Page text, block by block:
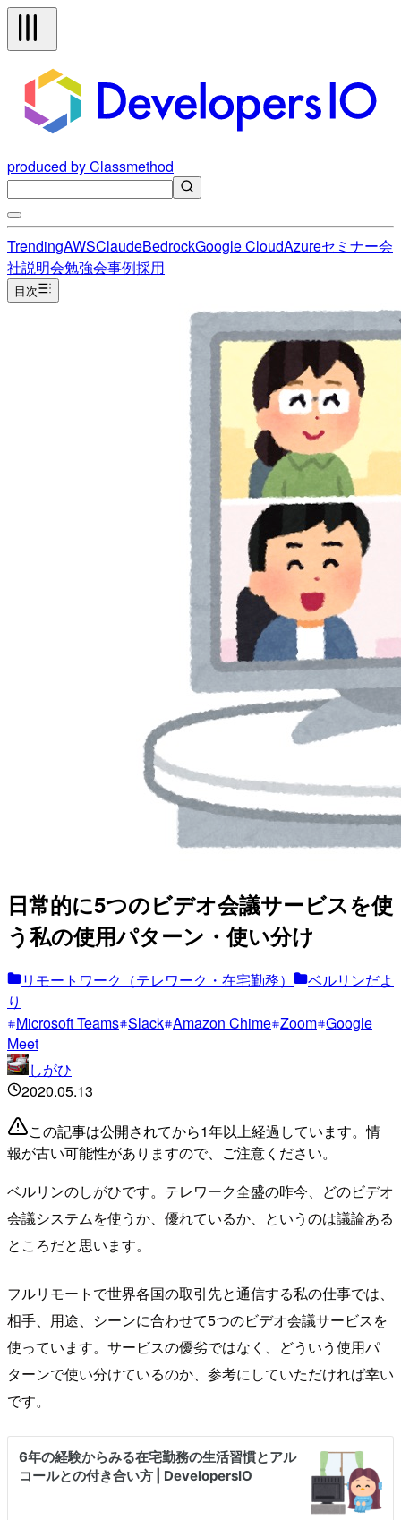
produced by Classmethod
TrendingAWSClaudeBedrockGoogle CloudAzureセミナー会
社説明会勉強会事例採用
目次
日常的に5つのビデオ会議サービスを使
う私の使用パターン・使い分け
リモートワーク（テレワーク・在宅勤務）
ベルリンだよ
り
Microsoft Teams Slack Amazon Chime Zoom Google
Meet
しがひ
2020.05.13
この記事は公開されてから1年以上経過しています。情
報が古い可能性がありますので、ご注意ください。
ベルリンのしがひです。テレワーク全盛の昨今、どのビデオ
会議システムを使うか、優れているか、というのは議論ある
ところだと思います。
フルリモートで世界各国の取引先と通信する私の仕事では、
相手、用途、シーンに合わせて5つのビデオ会議サービスを
使っています。サービスの優劣ではなく、どういう使用パ
ターンで使い分けているのか、参考にしていただければ幸い
です。